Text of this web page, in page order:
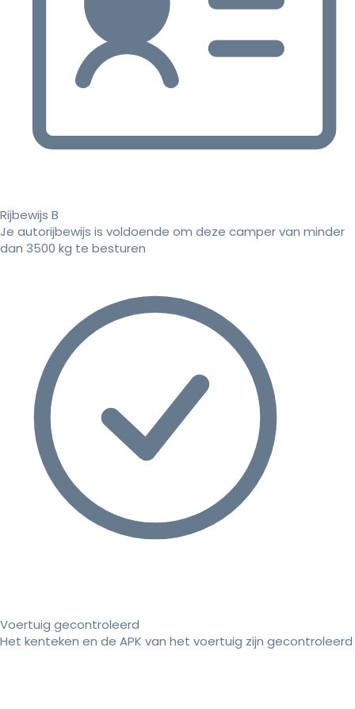
Rijbewijs B
Je autorijbewijs is voldoende om deze camper van minder
dan 3500 kg te besturen
Voertuig gecontroleerd
Het kenteken en de APK van het voertuig zijn gecontroleerd